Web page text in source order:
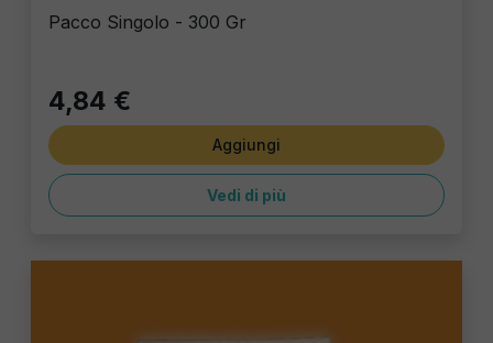
Pacco Singolo - 300 Gr
4,84 €
Aggiungi
Vedi di più